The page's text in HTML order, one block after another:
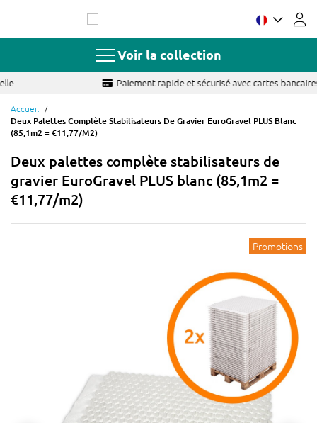
contenu
Voir la collection
Paiement rapide et sécurisé avec cartes bancaires
Accueil
Deux Palettes Complète Stabilisateurs De Gravier EuroGravel PLUS Blanc
(85,1m2 = €11,77/m2)
Deux palettes complète stabilisateurs de
gravier EuroGravel PLUS blanc (85,1m2 =
€11,77/m2)
Promotions